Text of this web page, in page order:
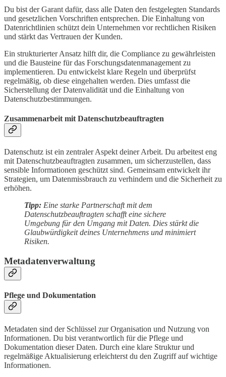
Du bist der Garant dafür, dass alle Daten den festgelegten Standards
und gesetzlichen Vorschriften entsprechen. Die Einhaltung von
Datenrichtlinien schützt dein Unternehmen vor rechtlichen Risiken
und stärkt das Vertrauen der Kunden.
Ein strukturierter Ansatz hilft dir, die Compliance zu gewährleisten
und die Bausteine für das Forschungsdatenmanagement zu
implementieren. Du entwickelst klare Regeln und überprüfst
regelmäßig, ob diese eingehalten werden. Dies umfasst die
Sicherstellung der Datenvalidität und die Einhaltung von
Datenschutzbestimmungen.
Zusammenarbeit mit Datenschutzbeauftragten
Datenschutz ist ein zentraler Aspekt deiner Arbeit. Du arbeitest eng
mit Datenschutzbeauftragten zusammen, um sicherzustellen, dass
sensible Informationen geschützt sind. Gemeinsam entwickelt ihr
Strategien, um Datenmissbrauch zu verhindern und die Sicherheit zu
erhöhen.
Tipp: Eine starke Partnerschaft mit dem
Datenschutzbeauftragten schafft eine sichere
Umgebung für den Umgang mit Daten. Dies stärkt die
Glaubwürdigkeit deines Unternehmens und minimiert
Risiken.
Metadatenverwaltung
Pflege und Dokumentation
Metadaten sind der Schlüssel zur Organisation und Nutzung von
Informationen. Du bist verantwortlich für die Pflege und
Dokumentation dieser Daten. Durch eine klare Struktur und
regelmäßige Aktualisierung erleichterst du den Zugriff auf wichtige
Informationen.